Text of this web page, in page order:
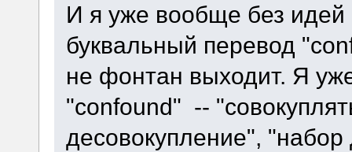
И я уже вообще без
буквальный перевод
не фонтан выходит. Я
"confound" --
десовокупление", "набор